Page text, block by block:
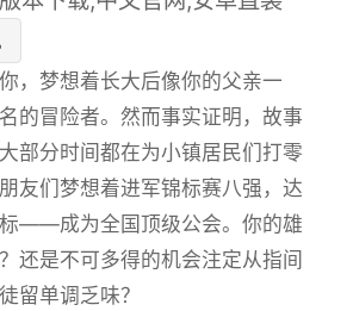
，梦想着长大后像你的父亲一
的冒险者。然而事实证明，故事
部分时间都在为小镇居民们打零
友们梦想着进军锦标赛八强，达
——成为全国顶级公会。你的雄
还是不可多得的机会注定从指间
留单调乏味？